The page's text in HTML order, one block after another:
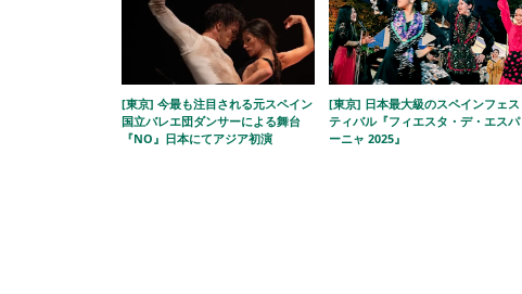
[東京] 今最も注目される元スペイン
国立バレエ団ダンサーによる舞台
『NO』日本にてアジア初演
[東京] 日本最大級のスペインフェス
ティバル『フィエスタ・デ・エスパ
ーニャ 2025』